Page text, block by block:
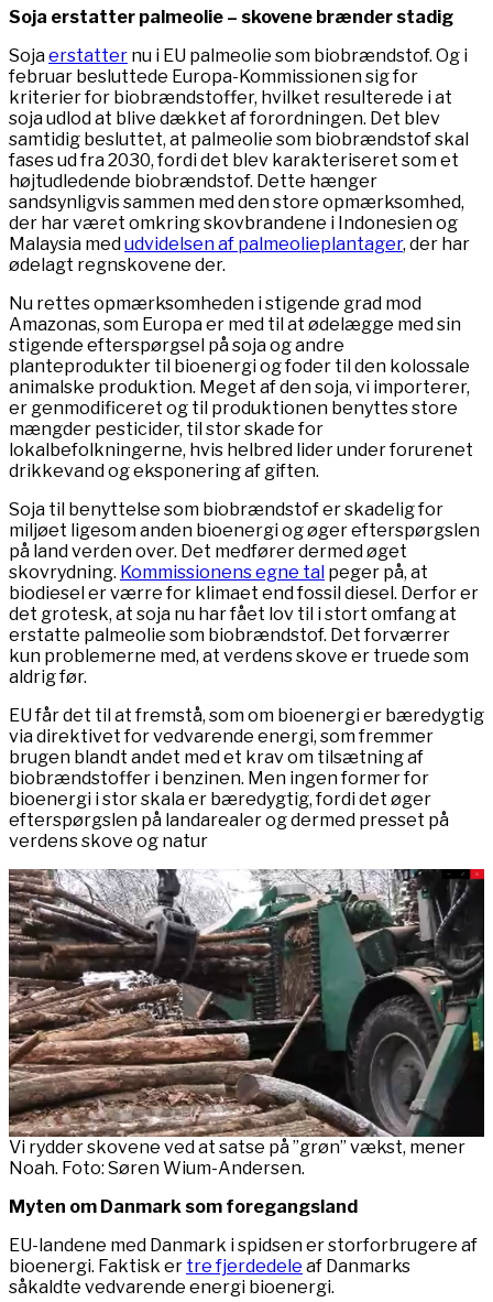
Soja erstatter palmeolie – skovene brænder stadig
Sojaerstatter nu i EU palmeolie som biobrændstof. Og i
februar besluttede Europa-Kommissionen sig for
kriterier for biobrændstoffer, hvilket resulterede i at
soja udlod at blive dækket af forordningen. Det blev
samtidig besluttet, at palmeolie som biobrændstof skal
fases ud fra 2030, fordi det blev karakteriseret som et
højtudledende biobrændstof. Dette hænger
sandsynligvis sammen med den store opmærksomhed,
der har været omkring skovbrandene i Indonesien og
Malaysia medudvidelsen af palmeolieplantager, der har
ødelagt regnskovene der.
Nu rettes opmærksomheden i stigende grad mod
Amazonas, som Europa er med til at ødelægge med sin
stigende efterspørgsel på soja og andre
planteprodukter til bioenergi og foder til den kolossale
animalske produktion. Meget af den soja, vi importerer,
er genmodificeret og til produktionen benyttes store
mængder pesticider, til stor skade for
lokalbefolkningerne, hvis helbred lider under forurenet
drikkevand og eksponering af giften.
Soja til benyttelse som biobrændstof er skadelig for
miljøet ligesom anden bioenergi og øger efterspørgslen
på land verden over. Det medfører dermed øget
skovrydning. Kommissionens egne tal peger på, at
biodiesel er værre for klimaet end fossil diesel. Derfor er
det grotesk, at soja nu har fået lov til i stort omfang at
erstatte palmeolie som biobrændstof. Det forværrer
kun problemerne med, at verdens skove er truede som
aldrig før.
EU får det til at fremstå, som om bioenergi er bæredygtig
via direktivet for vedvarende energi, som fremmer
brugen blandt andet med et krav om tilsætning af
biobrændstoffer i benzinen. Men ingen former for
bioenergi i stor skala er bæredygtig, fordi det øger
efterspørgslen på landarealer og dermed presset på
verdens skove og natur
Vi rydder skovene ved at satse på ”grøn” vækst, mener
Noah. Foto: Søren Wium-Andersen.
Myten om Danmark som foregangsland
EU-landene med Danmark i spidsen er storforbrugere af
bioenergi. Faktisk er tre fjerdedele af Danmarks
såkaldte vedvarende energi bioenergi.